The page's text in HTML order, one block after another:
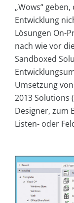
„Wows“
Entwicklung
Lösungen On-
nach wie vor
Sandboxed
Umsetzung
2013 Solutions (
Designer, zum
Listen- oder